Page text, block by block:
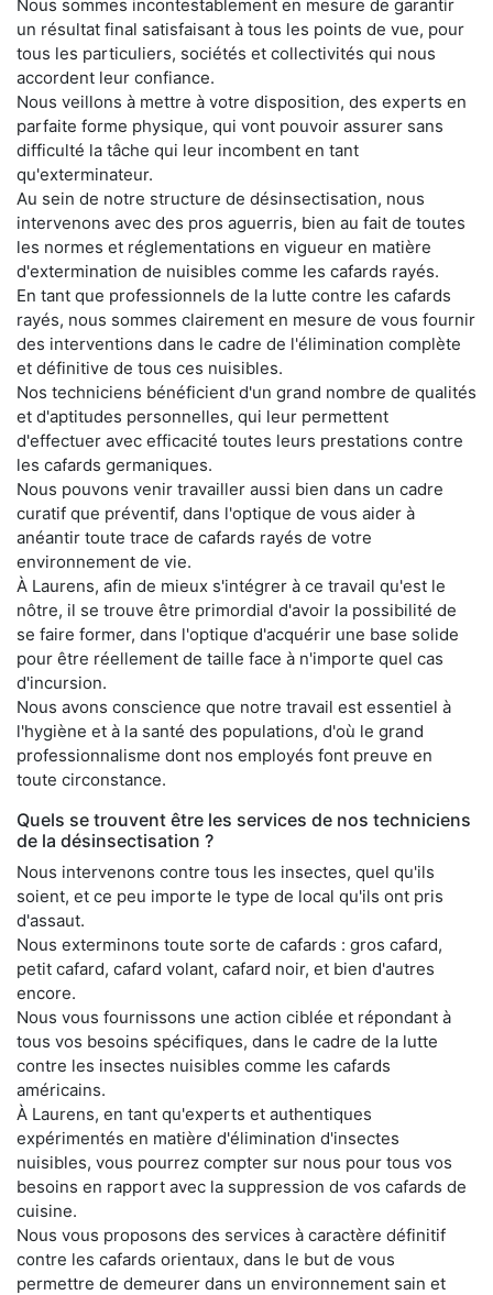
Nous sommes incontestablement en mesure de garantir
un résultat final satisfaisant à tous les points de vue, pour
tous les particuliers, sociétés et collectivités qui nous
accordent leur confiance.
Nous veillons à mettre à votre disposition, des experts en
parfaite forme physique, qui vont pouvoir assurer sans
difficulté la tâche qui leur incombent en tant
qu'exterminateur.
Au sein de notre structure de désinsectisation, nous
intervenons avec des pros aguerris, bien au fait de toutes
les normes et réglementations en vigueur en matière
d'extermination de nuisibles comme les cafards rayés.
En tant que professionnels de la lutte contre les cafards
rayés, nous sommes clairement en mesure de vous fournir
des interventions dans le cadre de l'élimination complète
et définitive de tous ces nuisibles.
Nos techniciens bénéficient d'un grand nombre de qualités
et d'aptitudes personnelles, qui leur permettent
d'effectuer avec efficacité toutes leurs prestations contre
les cafards germaniques.
Nous pouvons venir travailler aussi bien dans un cadre
curatif que préventif, dans l'optique de vous aider à
anéantir toute trace de cafards rayés de votre
environnement de vie.
À Laurens, afin de mieux s'intégrer à ce travail qu'est le
nôtre, il se trouve être primordial d'avoir la possibilité de
se faire former, dans l'optique d'acquérir une base solide
pour être réellement de taille face à n'importe quel cas
d'incursion.
Nous avons conscience que notre travail est essentiel à
l'hygiène et à la santé des populations, d'où le grand
professionnalisme dont nos employés font preuve en
toute circonstance.
Quels se trouvent être les services de nos techniciens
de la désinsectisation ?
Nous intervenons contre tous les insectes, quel qu'ils
soient, et ce peu importe le type de local qu'ils ont pris
d'assaut.
Nous exterminons toute sorte de cafards : gros cafard,
petit cafard, cafard volant, cafard noir, et bien d'autres
encore.
Nous vous fournissons une action ciblée et répondant à
tous vos besoins spécifiques, dans le cadre de la lutte
contre les insectes nuisibles comme les cafards
américains.
À Laurens, en tant qu'experts et authentiques
expérimentés en matière d'élimination d'insectes
nuisibles, vous pourrez compter sur nous pour tous vos
besoins en rapport avec la suppression de vos cafards de
cuisine.
Nous vous proposons des services à caractère définitif
contre les cafards orientaux, dans le but de vous
permettre de demeurer dans un environnement sain et